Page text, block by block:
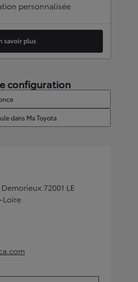
personnalisée
savoir plus
configuration
dans Ma Toyota
72001 LE
Loire
tab)
in new tab)